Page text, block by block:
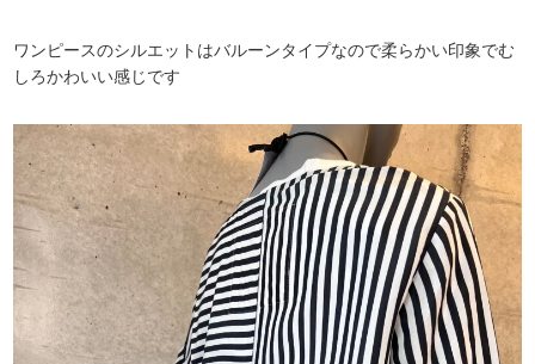
ワンピースのシルエットはバルーンタイプなので柔らかい印象でむ
しろかわいい感じです